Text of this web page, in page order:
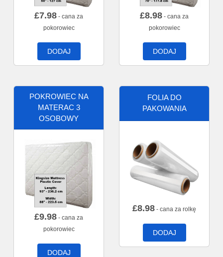
£7.98 - cana za
pokorowiec
DODAJ
£8.98 - cana za
pokorowiec
DODAJ
POKROWIEC NA
MATERAC 3
OSOBOWY
£9.98 - cana za
pokorowiec
DODAJ
FOLIA DO
PAKOWANIA
£8.98 - cana za rolkę
DODAJ